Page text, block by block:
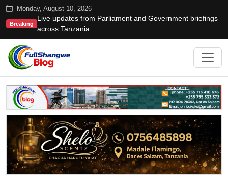
Monday, August 10, 2026
Breaking
Live updates from Parliament and Government briefings
across Tanzania